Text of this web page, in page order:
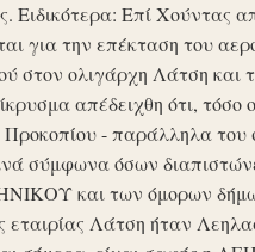
Ειδικότερα: Επί
για την επέκταση του
στον ολιγάρχη Λάτση και
απέδειχθη ότι, τόσο
Προκοπίου - παράλληλα
σύμφωνα όσων
και των όμορων
εταιρίας Λάτση ήταν